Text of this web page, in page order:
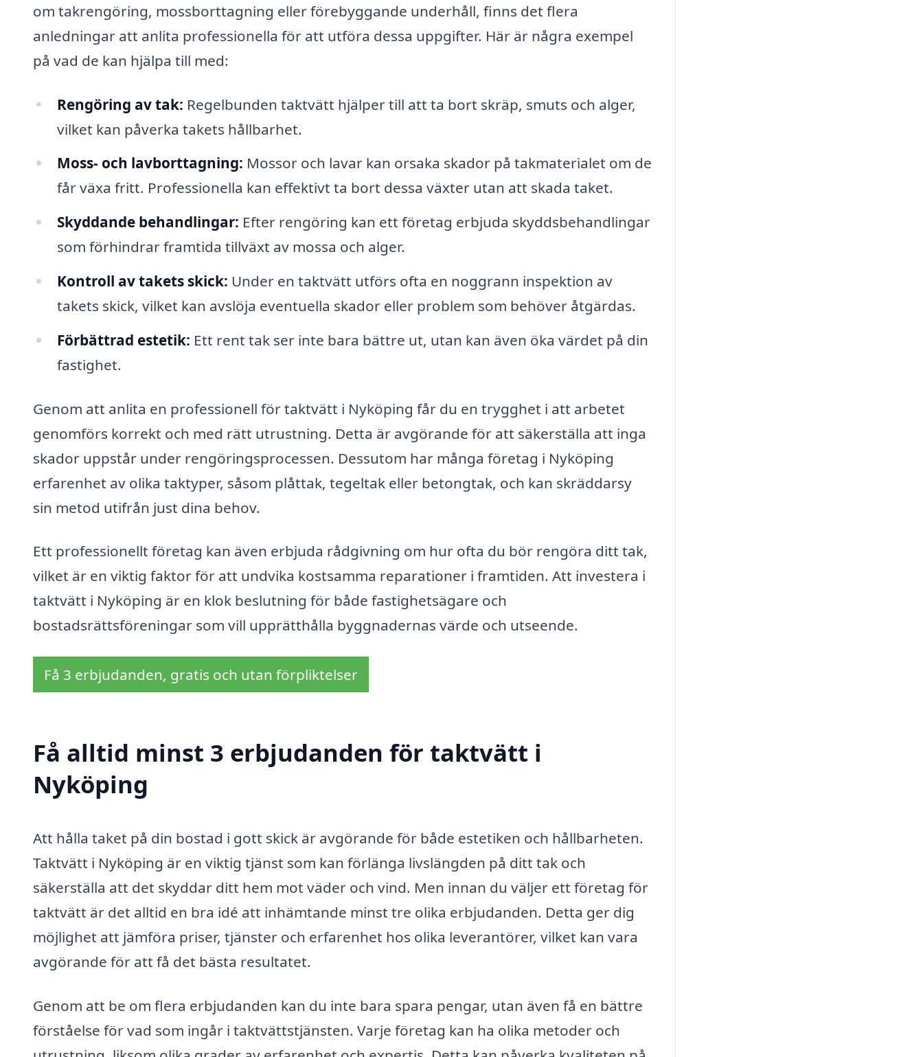
om takrengöring, mossborttagning eller förebyggande underhåll, finns det flera
anledningar att anlita professionella för att utföra dessa uppgifter. Här är några exempel
på vad de kan hjälpa till med:
Rengöring av tak: Regelbunden taktvätt hjälper till att ta bort skräp, smuts och alger,
vilket kan påverka takets hållbarhet.
Moss- och lavborttagning: Mossor och lavar kan orsaka skador på takmaterialet om de
får växa fritt. Professionella kan effektivt ta bort dessa växter utan att skada taket.
Skyddande behandlingar: Efter rengöring kan ett företag erbjuda skyddsbehandlingar
som förhindrar framtida tillväxt av mossa och alger.
Kontroll av takets skick: Under en taktvätt utförs ofta en noggrann inspektion av
takets skick, vilket kan avslöja eventuella skador eller problem som behöver åtgärdas.
Förbättrad estetik: Ett rent tak ser inte bara bättre ut, utan kan även öka värdet på din
fastighet.
Genom att anlita en professionell för taktvätt i Nyköping får du en trygghet i att arbetet
genomförs korrekt och med rätt utrustning. Detta är avgörande för att säkerställa att inga
skador uppstår under rengöringsprocessen. Dessutom har många företag i Nyköping
erfarenhet av olika taktyper, såsom plåttak, tegeltak eller betongtak, och kan skräddarsy
sin metod utifrån just dina behov.
Ett professionellt företag kan även erbjuda rådgivning om hur ofta du bör rengöra ditt tak,
vilket är en viktig faktor för att undvika kostsamma reparationer i framtiden. Att investera i
taktvätt i Nyköping är en klok beslutning för både fastighetsägare och
bostadsrättsföreningar som vill upprätthålla byggnadernas värde och utseende.
Få 3 erbjudanden, gratis och utan förpliktelser
Få alltid minst 3 erbjudanden för taktvätt i
Nyköping
Att hålla taket på din bostad i gott skick är avgörande för både estetiken och hållbarheten.
Taktvätt i Nyköping är en viktig tjänst som kan förlänga livslängden på ditt tak och
säkerställa att det skyddar ditt hem mot väder och vind. Men innan du väljer ett företag för
taktvätt är det alltid en bra idé att inhämtande minst tre olika erbjudanden. Detta ger dig
möjlighet att jämföra priser, tjänster och erfarenhet hos olika leverantörer, vilket kan vara
avgörande för att få det bästa resultatet.
Genom att be om flera erbjudanden kan du inte bara spara pengar, utan även få en bättre
förståelse för vad som ingår i taktvättstjänsten. Varje företag kan ha olika metoder och